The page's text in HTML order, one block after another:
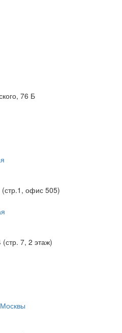
76 Б
(стр.1, офис 505)
7, 2 этаж)